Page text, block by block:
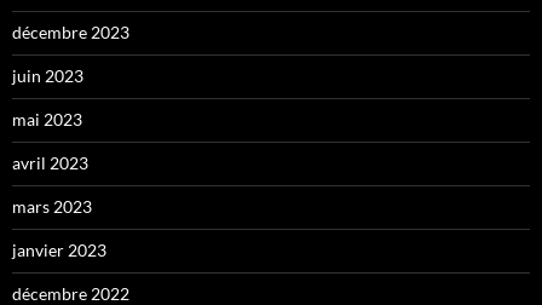
décembre 2023
juin 2023
mai 2023
avril 2023
mars 2023
janvier 2023
décembre 2022